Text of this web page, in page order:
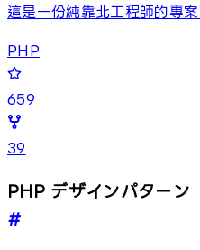
這是一份純靠北工程師的專
PHP
659
39
PHP デザインパターン
#